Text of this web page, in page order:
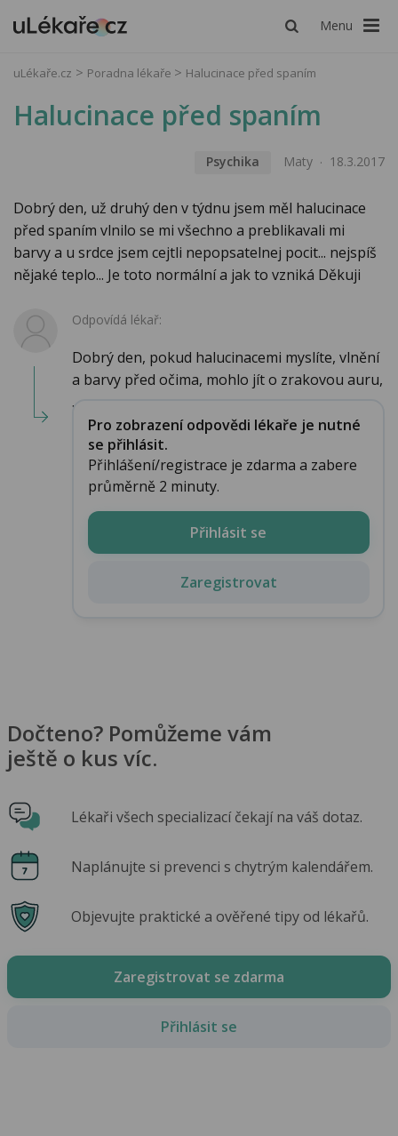
Menu
uLékaře.cz Poradna lékaře Halucinace před spaním
Halucinace před spaním
Psychika Maty 18.3.2017
Dobrý den, už druhý den v týdnu jsem měl halucinace
před spaním vlnilo se mi všechno a preblikavali mi
barvy a u srdce jsem cejtli nepopsatelnej pocit... nejspíš
nějaké teplo... Je toto normální a jak to vzniká Děkuji
Odpovídá lékař:
Dobrý den, pokud halucinacemi myslíte, vlnění
a barvy před očima, mohlo jít o zrakovou auru,
...
Pro zobrazení odpovědi lékaře je nutné
se přihlásit.
Přihlášení/registrace je zdarma a zabere
průměrně 2 minuty.
Přihlásit se
Zaregistrovat
Dočteno? Pomůžeme vám
ještě o kus víc.
Lékaři všech specializací čekají na váš dotaz.
Naplánujte si prevenci s chytrým kalendářem.
Objevujte praktické a ověřené tipy od lékařů.
Zaregistrovat se zdarma
Přihlásit se